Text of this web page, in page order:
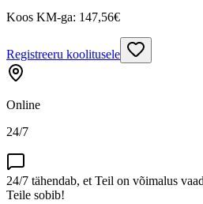
Koos KM-ga: 147,56€
Registreeru koolitusele
Online
24/7
24/7 tähendab, et Teil on võimalus
Teile sobib!